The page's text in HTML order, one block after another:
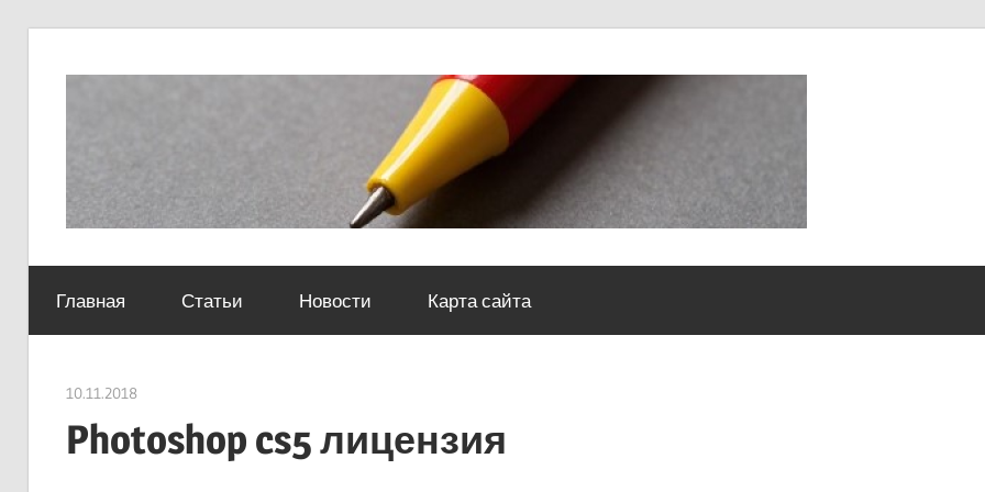
юридический
центр
Главная Статьи Новости Карта сайта
10.11.2018Евгений Георгиевич
Photoshop cs5 лицензия